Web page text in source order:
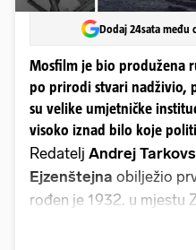
Dodaj 24sata među
Mosfilm je bio produžena
po prirodi stvari nadživio,
su velike umjetničke
visoko iznad bilo koje
Redatelj Andrej
Ejzenštejna obilježio
rođen je 1932. u mjestu